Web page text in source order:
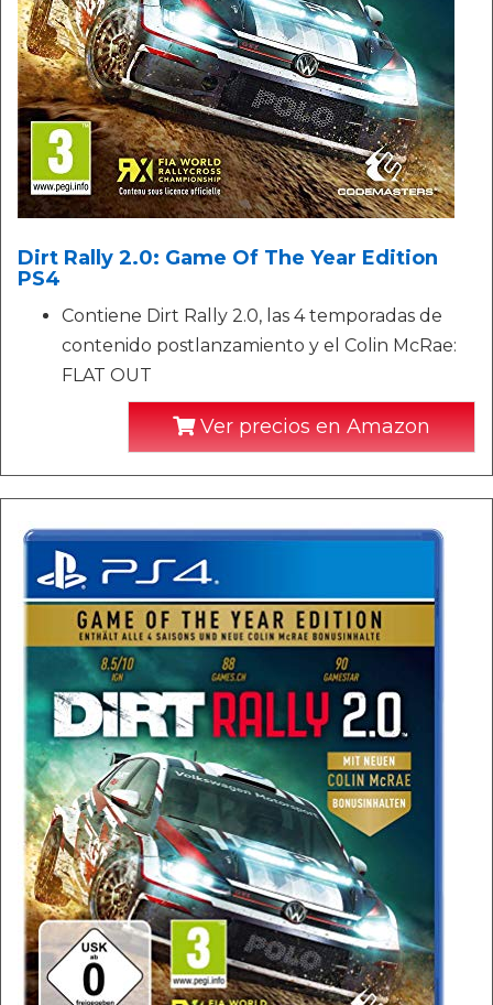
Dirt Rally 2.0: Game Of The Year Edition
PS4
Contiene Dirt Rally 2.0, las 4 temporadas de
contenido postlanzamiento y el Colin McRae:
FLAT OUT
Ver precios en Amazon